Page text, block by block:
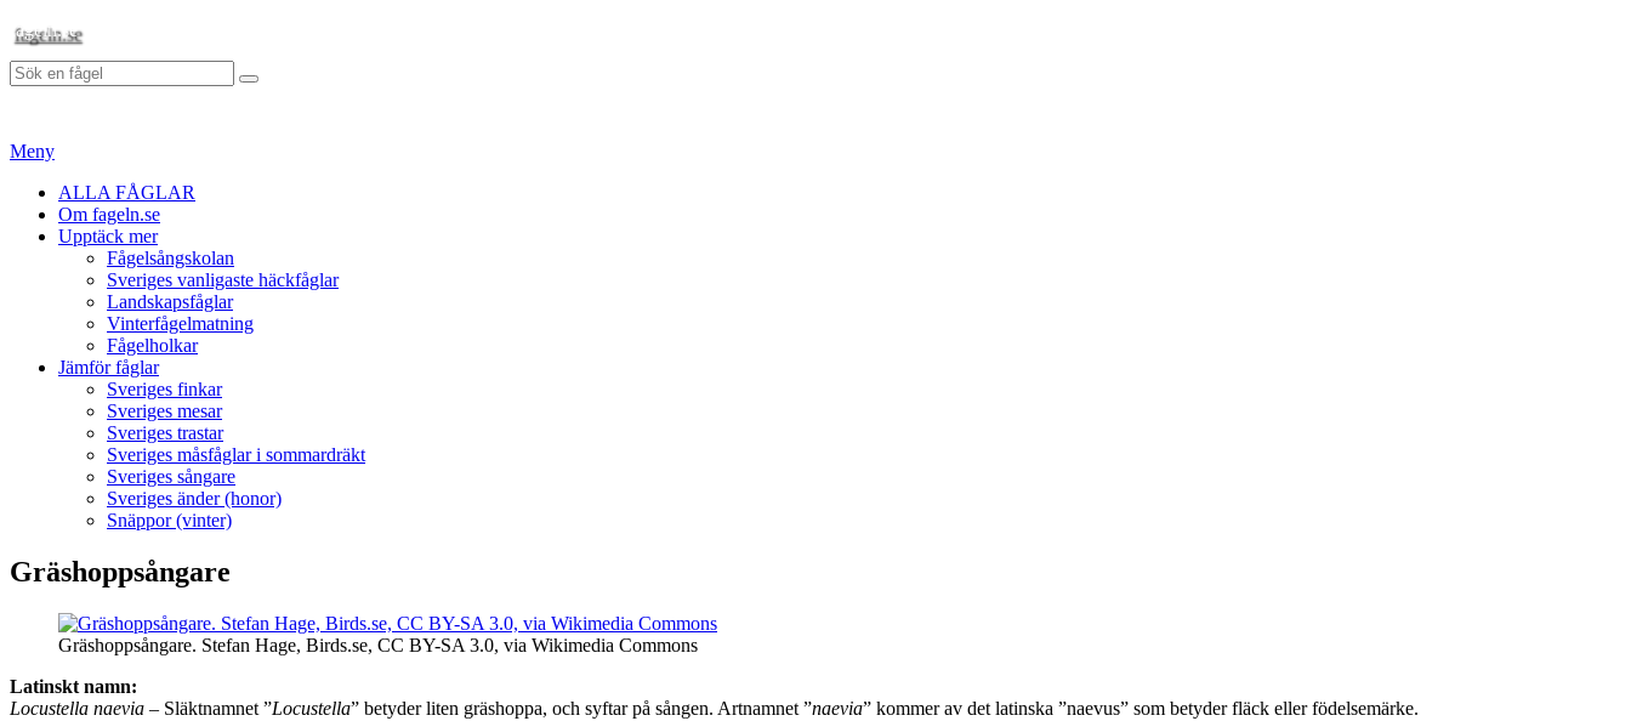
Hoppa
till
innehåll
fageln.se
Sök
efter:
Sök
Meny
Primär
meny
ALLA FÅGLAR
Om fageln.se
Upptäck mer
Fågelsångskolan
Sveriges vanligaste häckfåglar
Landskapsfåglar
Vinterfågelmatning
Fågelholkar
Jämför fåglar
Sveriges finkar
Sveriges mesar
Sveriges trastar
Sveriges måsfåglar i sommardräkt
Sveriges sångare
Sveriges änder (honor)
Snäppor (vinter)
Gräshoppsångare
Gräshoppsångare. Stefan Hage, Birds.se, CC BY-SA 3.0, via Wikimedia Commons
Latinskt namn:
Locustella naevia – Släktnamnet ”Locustella” betyder liten gräshoppa, och syftar på sången. Artnamnet ”naevia” kommer av det latinska ”naevus” som betyder fläck eller födelsemärke.